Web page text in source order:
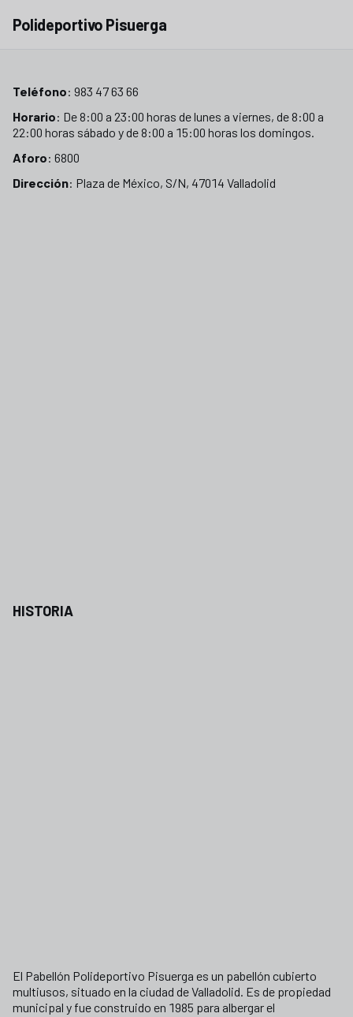
Polideportivo Pisuerga
Teléfono: 983 47 63 66
Horario: De 8:00 a 23:00 horas de lunes a viernes, de 8:00 a
22:00 horas sábado y de 8:00 a 15:00 horas los domingos.
Aforo: 6800
Dirección: Plaza de México, S/N, 47014 Valladolid
HISTORIA
El Pabellón Polideportivo Pisuerga es un pabellón cubierto
multiusos, situado en la ciudad de Valladolid. Es de propiedad
municipal y fue construido en 1985 para albergar el